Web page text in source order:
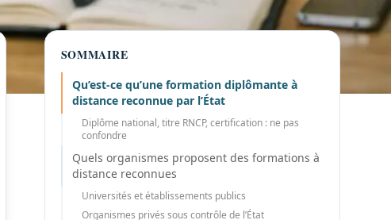
SOMMAIRE
Qu’est-ce qu’une formation diplômante à
distance reconnue par l’État
Diplôme national, titre RNCP, certification : ne pas
confondre
Quels organismes proposent des formations à
distance reconnues
Universités et établissements publics
Organismes privés sous contrôle de l’État